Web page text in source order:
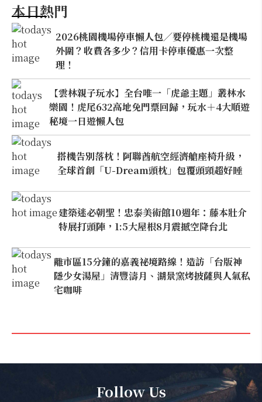
本日熱門
2026桃園機場停車懶人包／要停桃機還是機場
外圍？收費各多少？信用卡停車優惠一次整
理！
【雲林親子玩水】全台唯一「虎爺主題」叢林水
樂園！虎尾632高地免門票回歸，玩水＋4大順遊
秘境一日遊懶人包
搭機告別落枕！阿聯酋航空經濟艙座椅升級，
全球首創「U-Dream頭枕」包覆頭頸超好睡
建築迷必朝聖！忠泰美術館10週年：藤本壯介
特展打頭陣，1:5大屋根8月震撼空降台北
離市區15分鐘的嘉義祕境路線！造訪「台版神
隱少女湯屋」清豐濤月、湖景窯烤披薩與人氣私
宅咖啡
Follow Us